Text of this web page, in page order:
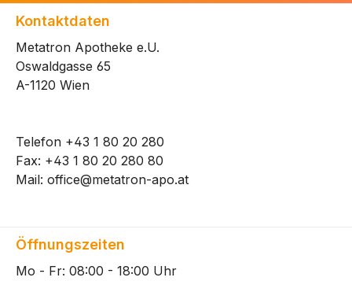
Kontaktdaten
Metatron Apotheke e.U.
Oswaldgasse 65
A-1120 Wien
Telefon +43 1 80 20 280
Fax: +43 1 80 20 280 80
Mail: office@metatron-apo.at
Öffnungszeiten
Mo - Fr: 08:00 - 18:00 Uhr